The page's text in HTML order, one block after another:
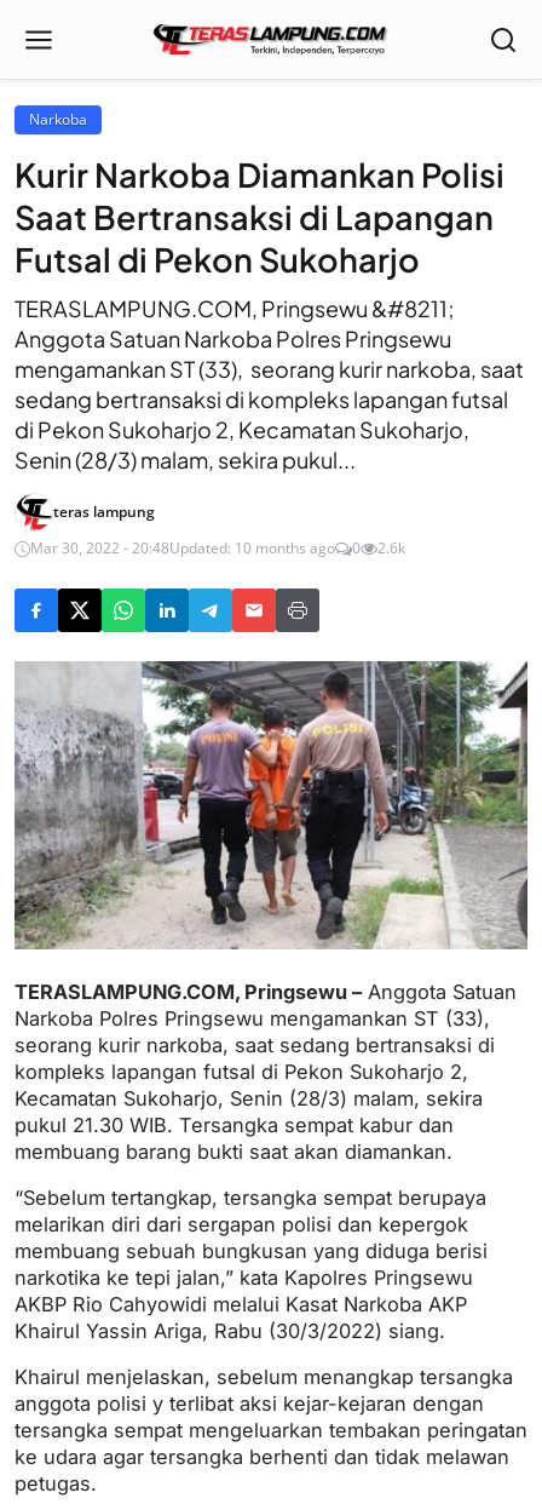
Narkoba
Kurir Narkoba Diamankan Polisi
Saat Bertransaksi di Lapangan
Futsal di Pekon Sukoharjo
TERASLAMPUNG.COM, Pringsewu &#8211;
Anggota Satuan Narkoba Polres Pringsewu
mengamankan ST (33), seorang kurir narkoba, saat
sedang bertransaksi di kompleks lapangan futsal
di Pekon Sukoharjo 2, Kecamatan Sukoharjo,
Senin (28/3) malam, sekira pukul...
teras lampung
Mar 30, 2022 - 20:48Updated: 10 months ago 0 2.6k
TERASLAMPUNG.COM, Pringsewu –Anggota Satuan
Narkoba Polres Pringsewu mengamankan ST (33),
seorang kurir narkoba, saat sedang bertransaksi di
kompleks lapangan futsal di Pekon Sukoharjo 2,
Kecamatan Sukoharjo, Senin (28/3) malam, sekira
pukul 21.30 WIB. Tersangka sempat kabur dan
membuang barang bukti saat akan diamankan.
“Sebelum tertangkap, tersangka sempat berupaya
melarikan diri dari sergapan polisi dan kepergok
membuang sebuah bungkusan yang diduga berisi
narkotika ke tepi jalan,” kata Kapolres Pringsewu
AKBP Rio Cahyowidi melalui Kasat Narkoba AKP
Khairul Yassin Ariga, Rabu (30/3/2022) siang.
Khairul menjelaskan, sebelum menangkap tersangka
anggota polisi y terlibat aksi kejar-kejaran dengan
tersangka sempat mengeluarkan tembakan peringatan
ke udara agar tersangka berhenti dan tidak melawan
petugas.